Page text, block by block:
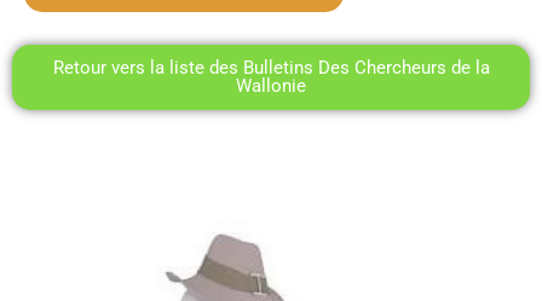
Retour vers la liste des Bulletins Des Chercheurs de la
Wallonie